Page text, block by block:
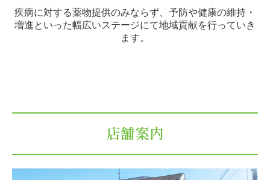
疾病に対する薬物提供のみならず、予防や健康の維持・
増進といった幅広いステージにて地域貢献を行っていき
ます。
店舗案内